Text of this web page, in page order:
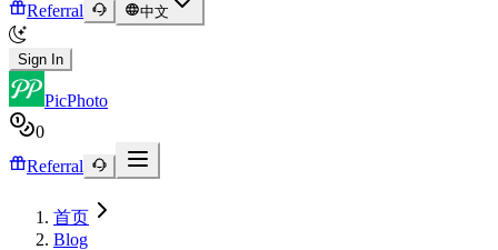
Referral
中文
Sign In
PicPhoto
0
Referral
首页
Blog